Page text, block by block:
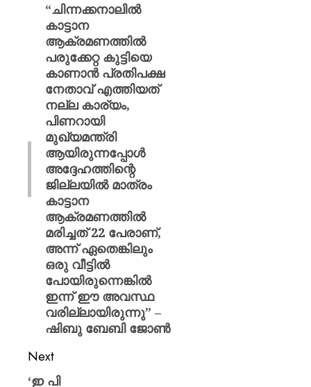
“ചിന്നക്കനാലിൽ
കാട്ടാന
ആക്രമണത്തിൽ
പരുക്കേറ്റ കുട്ടിയെ
കാണാൻ പ്രതിപക്ഷ
നേതാവ് എത്തിയത്
നല്ല കാര്യം,
പിണറായി
മുഖ്യമന്ത്രി
ആയിരുന്നപ്പോൾ
അദ്ദേഹത്തിന്റെ
ജില്ലയിൽ മാത്രം
കാട്ടാന
ആക്രമണത്തിൽ
മരിച്ചത് 22 പേരാണ്,
അന്ന് ഏതെങ്കിലും
ഒരു വീട്ടിൽ
പോയിരുന്നെങ്കിൽ
ഇന്ന് ഈ അവസ്ഥ
വരില്ലായിരുന്നു” –
ഷിബു ബേബി ജോൺ
Next
‘ഇ പി